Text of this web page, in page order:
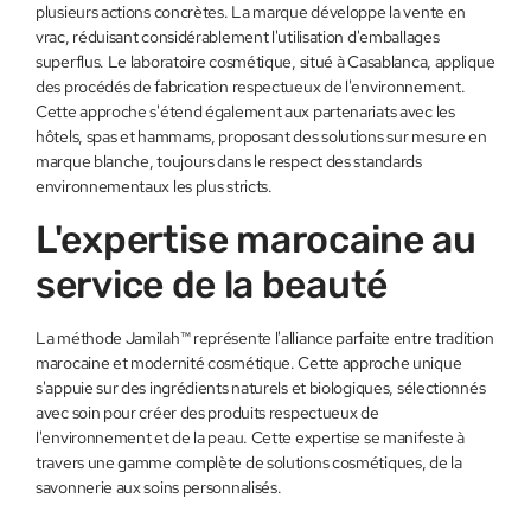
plusieurs actions concrètes. La marque développe la vente en
vrac, réduisant considérablement l'utilisation d'emballages
superflus. Le laboratoire cosmétique, situé à Casablanca, applique
des procédés de fabrication respectueux de l'environnement.
Cette approche s'étend également aux partenariats avec les
hôtels, spas et hammams, proposant des solutions sur mesure en
marque blanche, toujours dans le respect des standards
environnementaux les plus stricts.
L'expertise marocaine au
service de la beauté
La méthode Jamilah™ représente l'alliance parfaite entre tradition
marocaine et modernité cosmétique. Cette approche unique
s'appuie sur des ingrédients naturels et biologiques, sélectionnés
avec soin pour créer des produits respectueux de
l'environnement et de la peau. Cette expertise se manifeste à
travers une gamme complète de solutions cosmétiques, de la
savonnerie aux soins personnalisés.